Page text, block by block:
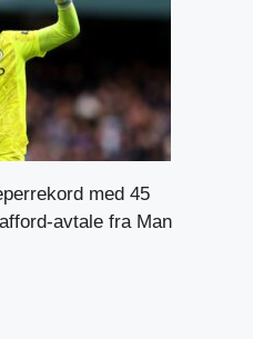
med 45
avtale fra Man